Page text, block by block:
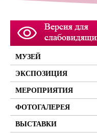
МУЗЕЙ
ЭКСПОЗИЦИЯ
МЕРОПРИЯТИЯ
ФОТОГАЛЕРЕЯ
ВЫСТАВКИ